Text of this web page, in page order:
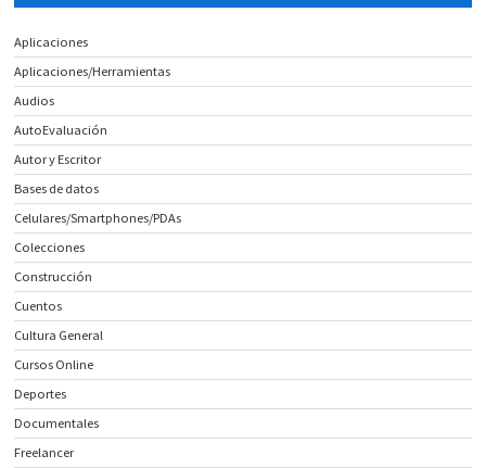
Aplicaciones
Aplicaciones/Herramientas
Audios
AutoEvaluación
Autor y Escritor
Bases de datos
Celulares/Smartphones/PDAs
Colecciones
Construcción
Cuentos
Cultura General
Cursos Online
Deportes
Documentales
Freelancer